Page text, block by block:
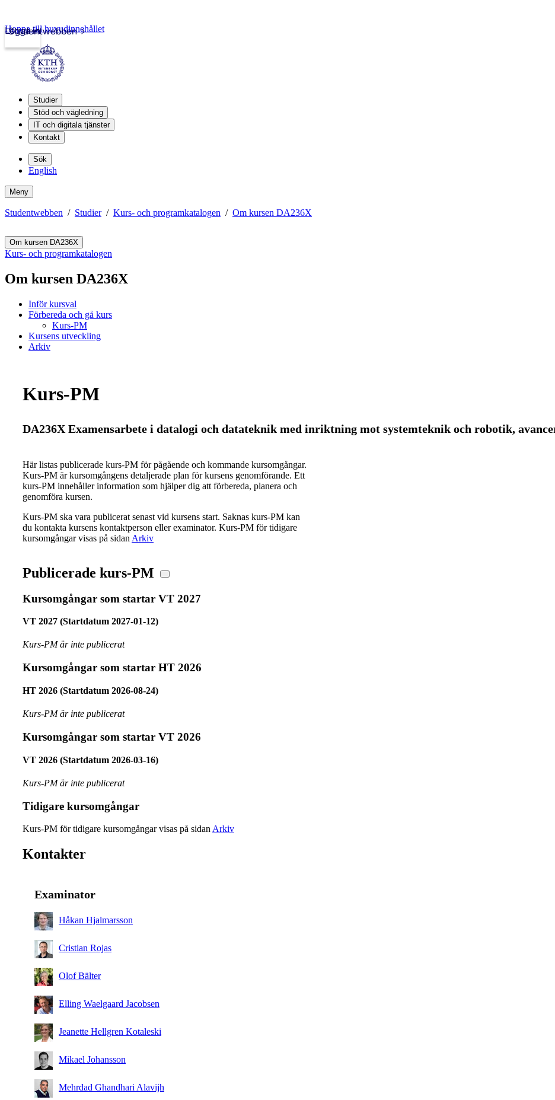
Studentwebben
Logga in
Hoppa till huvudinnehållet
Studier
Stöd och vägledning
IT och digitala tjänster
Kontakt
Sök
English
Meny
Studentwebben Studier Kurs- och programkatalogen Om kursen DA236X
Om kursen DA236X
Kurs- och programkatalogen
Om kursen DA236X
Inför kursval
Förbereda och gå kurs
Kurs-PM
Kursens utveckling
Arkiv
Kurs-PM
DA236X Examensarbete i datalogi och datateknik med inriktning mot systemteknik och robotik,
Här listas publicerade kurs-PM för pågående och kommande kursomgångar.
Kurs-PM är kursomgångens detaljerade plan för kursens genomförande. Ett
kurs-PM innehåller information som hjälper dig att förbereda, planera och
genomföra kursen.
Kurs-PM ska vara publicerat senast vid kursens start. Saknas kurs-PM kan
du kontakta kursens kontaktperson eller examinator. Kurs-PM för tidigare
kursomgångar visas på sidan Arkiv
Publicerade kurs-PM
Kursomgångar som startar VT 2027
VT 2027 (Startdatum 2027-01-12)
Kurs-PM är inte publicerat
Kursomgångar som startar HT 2026
HT 2026 (Startdatum 2026-08-24)
Kurs-PM är inte publicerat
Kursomgångar som startar VT 2026
VT 2026 (Startdatum 2026-03-16)
Kurs-PM är inte publicerat
Tidigare kursomgångar
Kurs-PM för tidigare kursomgångar visas på sidan Arkiv
Kontakter
Examinator
Håkan Hjalmarsson
Cristian Rojas
Olof Bälter
Elling Waelgaard Jacobsen
Jeanette Hellgren Kotaleski
Mikael Johansson
Mehrdad Ghandhari Alavijh